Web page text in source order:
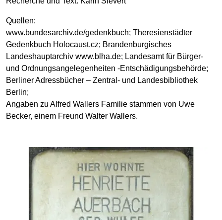
Quellen:
www.bundesarchiv.de/gedenkbuch; Theresienstädter
Gedenkbuch Holocaust.cz; Brandenburgisches
Landeshauptarchiv www.blha.de; Landesamt für Bürger-
und Ordnungsangelegenheiten -Entschädigungsbehörde;
Berliner Adressbücher – Zentral- und Landesbibliothek
Berlin;
Angaben zu Alfred Wallers Familie stammen von Uwe
Becker, einem Freund Walter Wallers.